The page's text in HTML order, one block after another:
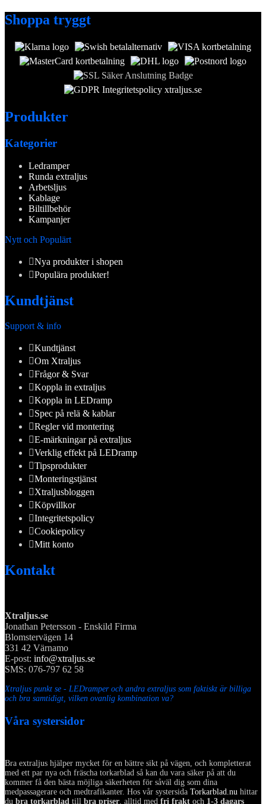
Shoppa tryggt
Produkter
Kategorier
Ledramper
Runda extraljus
Arbetsljus
Kablage
Biltillbehör
Kampanjer
Nytt och Populärt
Nya produkter i shopen
Populära produkter!
Kundtjänst
Support & info
Kundtjänst
Om Xtraljus
Frågor & Svar
Koppla in extraljus
Koppla in LEDramp
Spec på relä & kablar
Regler vid montering
E-märkningar på extraljus
Verklig effekt på LEDramp
Tipsprodukter
Monteringstjänst
Xtraljusbloggen
Köpvillkor
Integritetspolicy
Cookiepolicy
Mitt konto
Kontakt
Xtraljus.se
Jonathan Petersson - Enskild Firma
Blomstervägen 14
331 42 Värnamo
E-post: info@xtraljus.se
SMS: 076-797 62 58
Xtraljus punkt se - LEDramper och andra extraljus som faktiskt är billiga
och bra samtidigt, vilken ovanlig kombination va?
Våra systersidor
Bra extraljus hjälper mycket för en bättre sikt på vägen, och kompletterat
med ett par nya och fräscha torkarblad så kan du vara säker på att du
kommer få den bästa möjliga säkerheten för såväl dig som dina
medpassagerare och medtrafikanter. Hos vår systersida Torkarblad.nu hittar
du bra torkarblad till bra priser, alltid med fri frakt och 1-3 dagars